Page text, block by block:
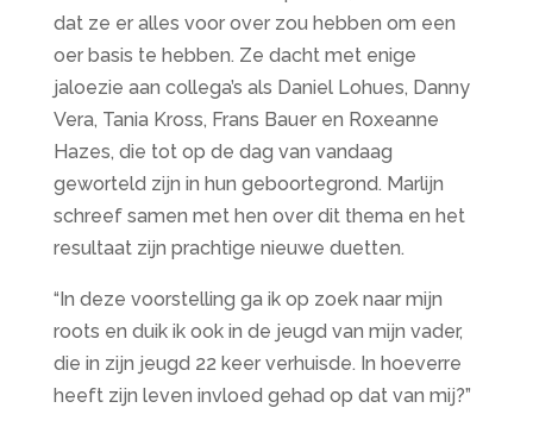
dat ze er alles voor over zou hebben om een
oer basis te hebben. Ze dacht met enige
jaloezie aan collega’s als Daniel Lohues, Danny
Vera, Tania Kross, Frans Bauer en Roxeanne
Hazes, die tot op de dag van vandaag
geworteld zijn in hun geboortegrond. Marlijn
schreef samen met hen over dit thema en het
resultaat zijn prachtige nieuwe duetten.
“In deze voorstelling ga ik op zoek naar mijn
roots en duik ik ook in de jeugd van mijn vader,
die in zijn jeugd 22 keer verhuisde. In hoeverre
heeft zijn leven invloed gehad op dat van mij?”